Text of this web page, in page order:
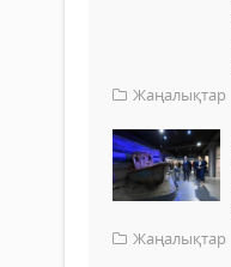
Жаңалықтар
Жаңалықтар